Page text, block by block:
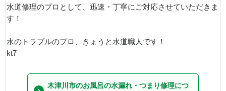
水道修理のプロとして、迅速・丁寧にご対応させていただきま
す！
水のトラブルのプロ、きょうと水道職人です！
kt7
木津川市のお風呂の水漏れ・つまり修理につ